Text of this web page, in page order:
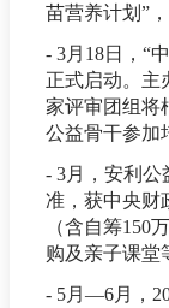
苗营养计划”
- 3月18日，“
正式启动。主
家评审团组将
公益骨干参加
- 3月，安利公
准，获中央财
（含自筹150
购及亲子课堂
- 5月—6月，